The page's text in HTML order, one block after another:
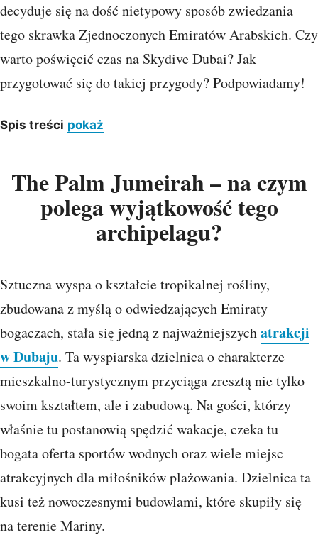
decyduje się na dość nietypowy sposób zwiedzania
tego skrawka Zjednoczonych Emiratów Arabskich. Czy
warto poświęcić czas na Skydive Dubai? Jak
przygotować się do takiej przygody? Podpowiadamy!
Spis treści pokaż
The Palm Jumeirah – na czym
polega wyjątkowość tego
archipelagu?
Sztuczna wyspa o kształcie tropikalnej rośliny,
zbudowana z myślą o odwiedzających Emiraty
bogaczach, stała się jedną z najważniejszychatrakcji
w Dubaju. Ta wyspiarska dzielnica o charakterze
mieszkalno-turystycznym przyciąga zresztą nie tylko
swoim kształtem, ale i zabudową. Na gości, którzy
właśnie tu postanowią spędzić wakacje, czeka tu
bogata oferta sportów wodnych oraz wiele miejsc
atrakcyjnych dla miłośników plażowania. Dzielnica ta
kusi też nowoczesnymi budowlami, które skupiły się
na terenie Mariny.